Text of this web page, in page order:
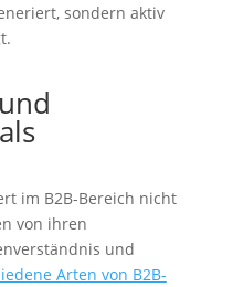
sondern aktiv
im B2B-Bereich nicht
von ihren
und
Arten von B2B-